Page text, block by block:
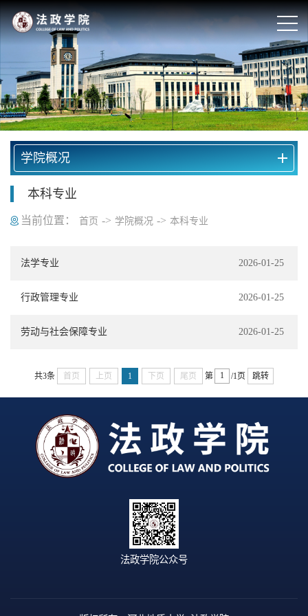
学院概况
本科专业
当前位置： 首页 -> 学院概况 -> 本科专业
法学专业 2026-01-25
行政管理专业 2026-01-25
劳动与社会保障专业 2026-01-25
共3条 首页 上页 1 下页 尾页 第 /1页 跳转
法政学院公众号